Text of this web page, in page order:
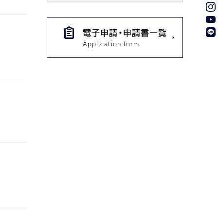
電子申請・申請書一覧